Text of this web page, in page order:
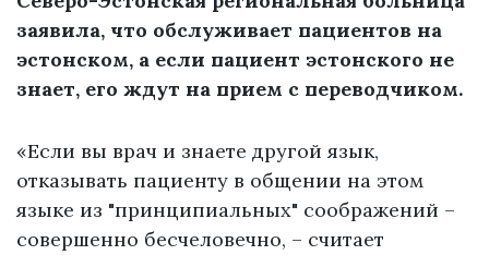
заявила, что обслуживает пациентов на
эстонском, а если пациент эстонского не
знает, его ждут на прием с переводчиком.
«Если вы врач и знаете другой язык,
отказывать пациенту в общении на этом
языке из "принципиальных" соображений –
совершенно бесчеловечно, – считает